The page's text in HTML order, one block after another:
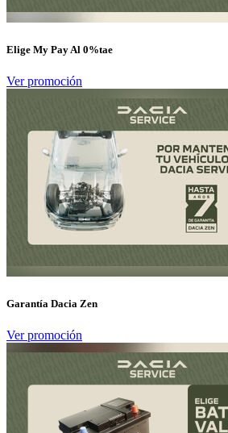
Elige My Pay Al 0%tae
Ver promoción
Garantía Dacia Zen
Ver promoción